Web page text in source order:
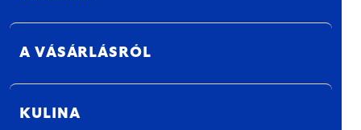
A VÁSÁRLÁSRÓL
KULINA